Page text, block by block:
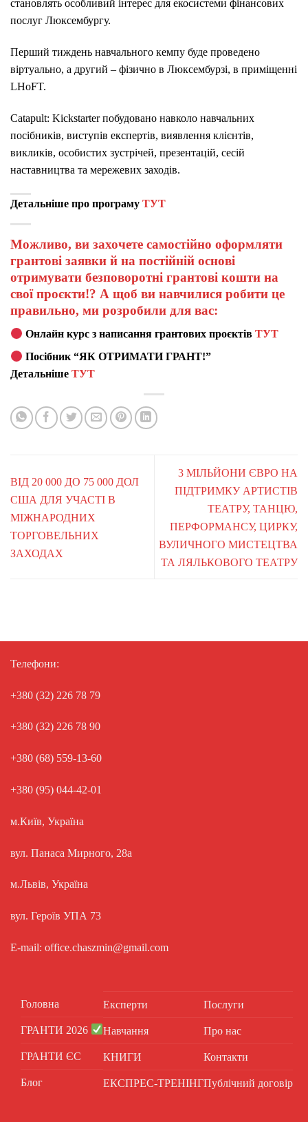
становлять особливий інтерес для екосистеми фінансових
послуг Люксембургу.
Перший тиждень навчального кемпу буде проведено
віртуально, а другий – фізично в Люксембурзі, в приміщенні
LHoFT.
Catapult: Kickstarter побудовано навколо навчальних
посібників, виступів експертів, виявлення клієнтів,
викликів, особистих зустрічей, презентацій, сесій
наставництва та мережевих заходів.
Детальніше про програму ТУТ
Можливо, ви захочете самостійно оформляти
грантові заявки й на постійній основі
отримувати безповоротні грантові кошти на
свої проєкти!? А щоб ви навчилися робити це
правильно, ми розробили для вас:
Онлайн курс з написання грантових проєктівТУТ
Посібник “ЯК ОТРИМАТИ ГРАНТ!”
Детальніше ТУТ
ВІД 20 000 ДО 75 000 ДОЛ
США ДЛЯ УЧАСТІ В
МІЖНАРОДНИХ
ТОРГОВЕЛЬНИХ
ЗАХОДАХ
3 МІЛЬЙОНИ ЄВРО НА
ПІДТРИМКУ АРТИСТІВ
ТЕАТРУ, ТАНЦЮ,
ПЕРФОРМАНСУ, ЦИРКУ,
ВУЛИЧНОГО МИСТЕЦТВА
ТА ЛЯЛЬКОВОГО ТЕАТРУ
Телефони:
+380 (32) 226 78 79
+380 (32) 226 78 90
+380 (68) 559-13-60
+380 (95) 044-42-01
м.Київ, Україна
вул. Панаса Мирного, 28а
м.Львів, Україна
вул. Героїв УПА 73
E-mail: office.chaszmin@gmail.com
Головна
ГРАНТИ 2026
ГРАНТИ ЄС
Блог
Експерти
Навчання
КНИГИ
ЕКСПРЕС-ТРЕНІНГ
Послуги
Про нас
Контакти
Публічний договір